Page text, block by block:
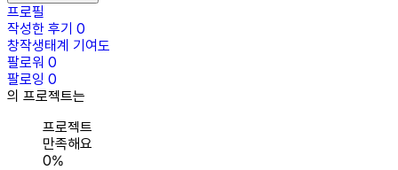
프로필
작성한 후기 0
창작생태계 기여도
팔로워 0
팔로잉 0
의 프로젝트는
프로젝트
만족해요
0%